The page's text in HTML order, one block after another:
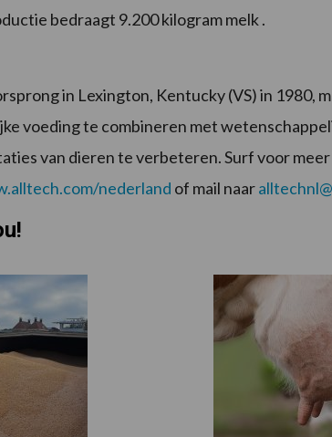
bedraagt 9.200 kilogram melk .
in Lexington, Kentucky (VS) in 1980,
voeding te combineren met
van dieren te verbeteren. Surf voor
nederland of mail naar